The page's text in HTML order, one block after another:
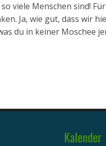
viele Menschen sind!
Ja, wie gut, dass wir
du in keiner Moschee
Kalender